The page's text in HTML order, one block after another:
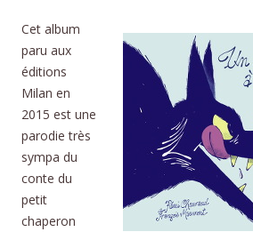
Cet album
paru aux
éditions
Milan en
2015 est une
parodie très
sympa du
conte du
petit
chaperon